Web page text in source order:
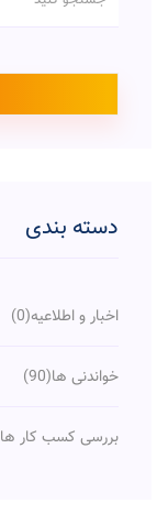
دسته بندی
اخبار و اطلاعیه(0)
خواندنی ها(90)
بررسی کسب کار ها